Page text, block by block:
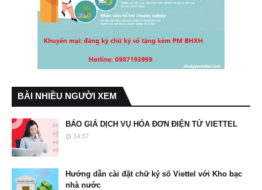
BÀI NHIỀU NGƯỜI XEM
BÁO GIÁ DỊCH VỤ HÓA ĐƠN ĐIỆN TỬ VIETTEL
14:57
Hướng dẫn cài đặt chữ ký số Viettel với Kho bạc
nhà nước